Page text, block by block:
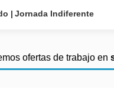
Jornada Indiferente
ofertas de trabajo en